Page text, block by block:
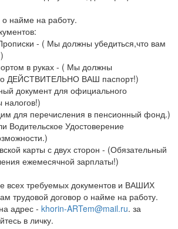
найме на работу.
- ( Мы должны убедиться,что вам
в руках - ( Мы должны
ДЕЙСТВИТЕЛЬНО ВАШ паспорт!)
документ для официального
для перечисления в пенсионный фонд.)
Водительское Удостоверение
карты с двух сторон - (Обязательный
ежемесячной зарплаты!)
всех требуемых документов и ВАШИХ
трудовой договор о найме на работу.
адрес - khorin-ARTem@mail.ru. за
в личку.